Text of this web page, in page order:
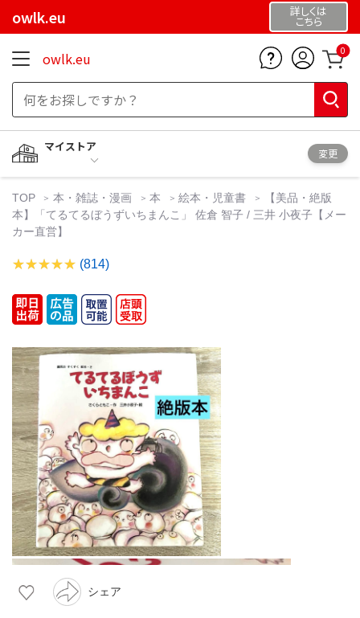
owlk.eu 詳しくは
こちら
owlk.eu 0
マイストア
変更
TOP 本・雑誌・漫画 本 絵本・児童書
【美品・絶版
本】「てるてるぼうずいちまんこ」 佐倉 智子 / 三井 小夜子【メー
カー直営】
(814)
シェア